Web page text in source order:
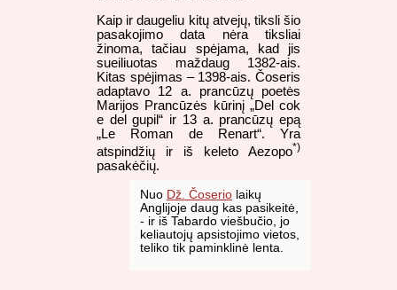
Kaip ir daugeliu kitų atvejų, tiksli šio
pasakojimo data nėra tiksliai
žinoma, tačiau spėjama, kad jis
sueiliuotas maždaug 1382-ais.
Kitas spėjimas – 1398-ais. Čoseris
adaptavo 12 a. prancūzų poetės
Marijos Prancūzės kūrinį „Del cok
e del gupil“ ir 13 a. prancūzų epą
„Le Roman de Renart“. Yra
atspindžių ir iš keleto Aezopo*)
pasakėčių.
Nuo Dž. Čoserio laikų
Anglijoje daug kas pasikeitė,
- ir iš Tabardo viešbučio, jo
keliautojų apsistojimo vietos,
teliko tik paminklinė lenta.